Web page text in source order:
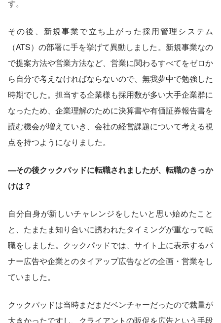
す。
その後、新規事業で立ち上がった採用管理システム
（ATS）の部署に手を挙げて異動しました。新規事業なの
で提案方法や営業方法など、営業に関わるすべてをゼロか
ら自分で考えなければならないので、無我夢中で勉強した
時期でした。担当する企業様も採用数が多い大手企業群に
なったため、企業理解のために決算書や有価証券報告書を
読む機会が増えていき、会社の経営課題について考える視
点を持つようになりました。
―その後クックパッドに転職されましたが、転職のきっか
けは？
自分自身が新しいチャレンジをしたいと思い始めたこと
と、たまたま知り合いに誘われたタイミングが重なって転
職をしました。クックパッドでは、サイト上に表示するバ
ナー広告や企業とのタイアップ広告などの企画・営業をし
ていました。
クックパッドは当時まだまだベンチャーだったので裁量が
大きかったですし、クライアントの販促を広告という手段